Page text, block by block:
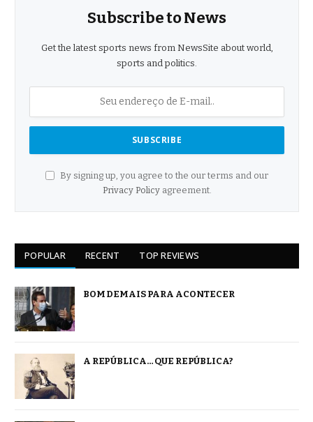
Subscribe to News
Get the latest sports news from NewsSite about world,
sports and politics.
By signing up, you agree to the our terms and our
Privacy Policyagreement.
POPULAR RECENT TOP REVIEWS
BOM DEMAIS PARA ACONTECER
A REPÚBLICA… QUE REPÚBLICA?